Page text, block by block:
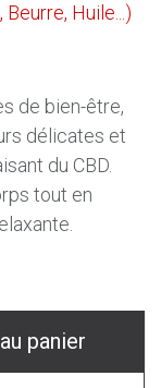
Beurre, Huile...)
de bien-être,
délicates et
du CBD.
tout en
panier